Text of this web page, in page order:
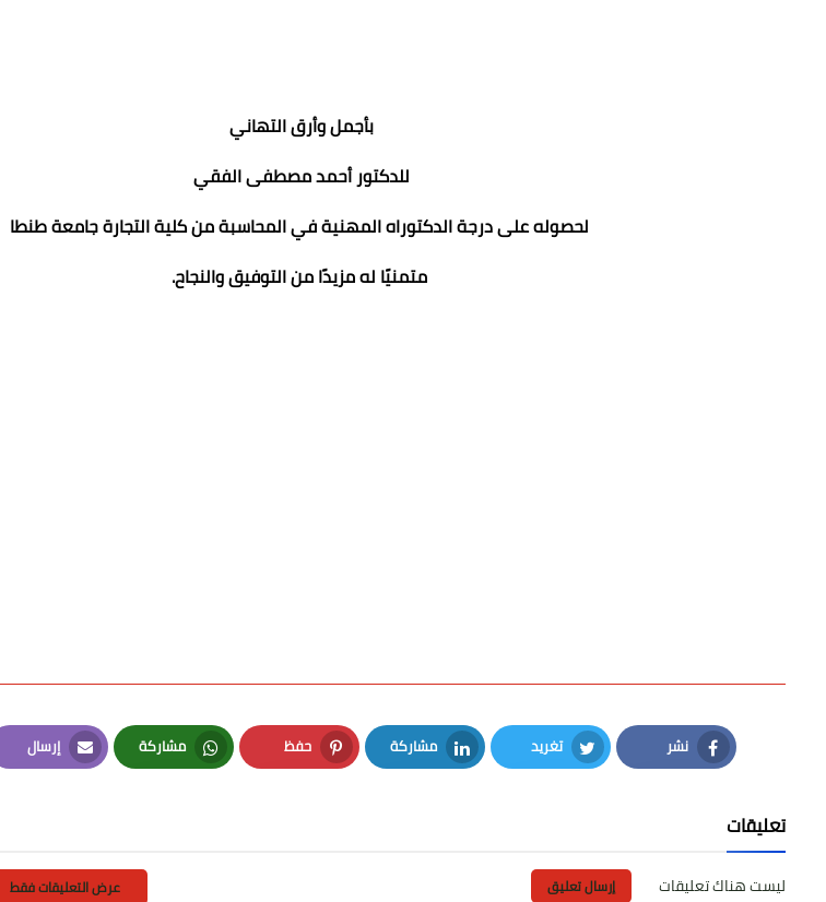
بأجمل وأرق التهاني
للدكتور أحمد مصطفى الفقي
لحصوله على درجة الدكتوراه المهنية في المحاسبة من كلية التجارة جامعة طنطا
متمنيًا له مزيدًا من التوفيق والنجاح.
نشر
Facebook
تغريد
Twitter
مشاركة
LinkedIn
حفظ
Pinterest
مشاركة
Whatsapp
إرسال
Email
تعليقات
ليست هناك تعليقات إرسال تعليق عرض التعليقات فقط